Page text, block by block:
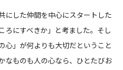
にした仲間を中心にスタートした
ろにすべきか」と考ました。そし
心」が何よりも大切だということ
なものも人の心なら、ひとたびお